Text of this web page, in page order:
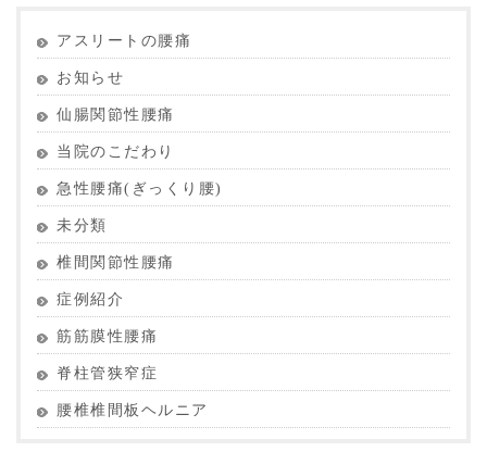
アスリートの腰痛
お知らせ
仙腸関節性腰痛
当院のこだわり
急性腰痛(ぎっくり腰)
未分類
椎間関節性腰痛
症例紹介
筋筋膜性腰痛
脊柱管狭窄症
腰椎椎間板ヘルニア